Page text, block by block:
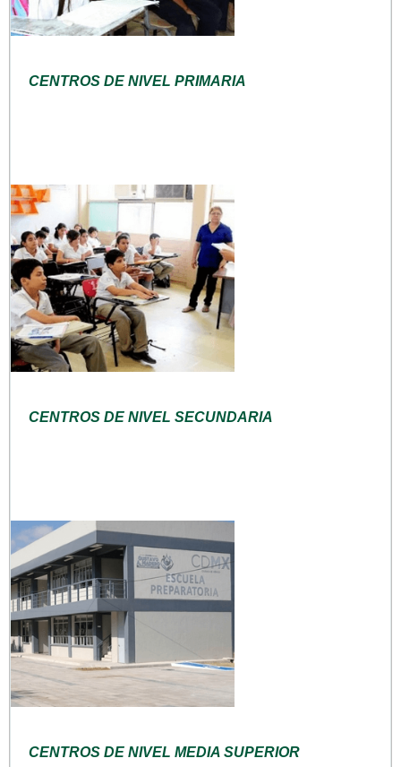
CENTROS DE NIVEL PRIMARIA
CENTROS DE NIVEL SECUNDARIA
CENTROS DE NIVEL MEDIA SUPERIOR